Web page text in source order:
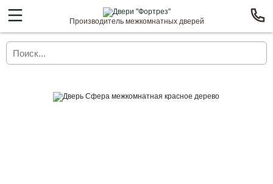
Производитель межкомнатных дверей